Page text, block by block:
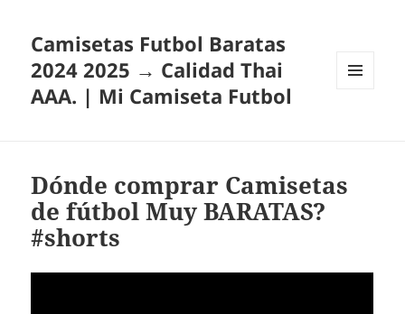
Camisetas Futbol Baratas
2024 2025 → Calidad Thai
AAA. | Mi Camiseta Futbol
Dónde comprar Camisetas
de fútbol Muy BARATAS?
#shorts